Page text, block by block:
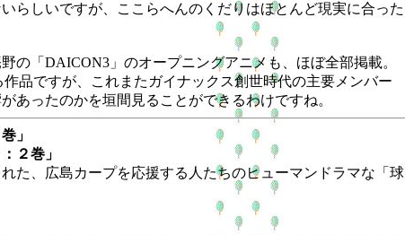
らしいですが、ここらへんのくだりはほとんど現実に合った
「DAICON3」のオープニングアニメも、ほぼ全部掲載。
品ですが、これまたガイナックス創世時代の主要メンバー
あったのかを垣間見ることができるわけですね。
」
２巻」
た、広島カープを応援する人たちのヒューマンドラマな「球